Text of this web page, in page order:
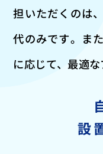
担いただくのは
代のみです。 ま
に応じて、最適な
設